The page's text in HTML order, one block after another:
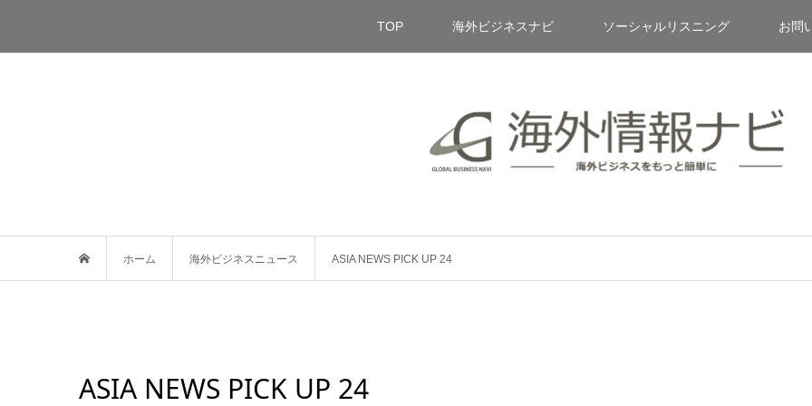
TOP 海外ビジネスナビ ソーシャルリスニング お問
ホーム 海外ビジネスニュース ASIA NEWS PICK UP 24
ASIA NEWS PICK UP 24